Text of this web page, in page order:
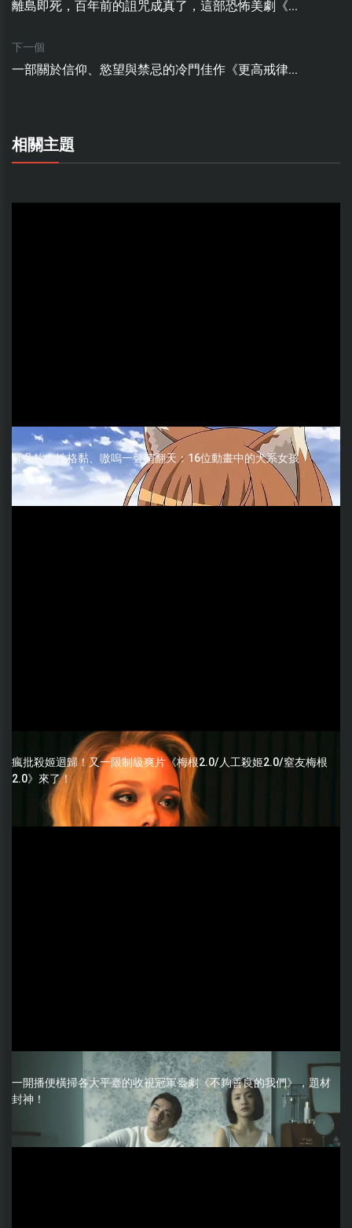
離島即死，百年前的詛咒成真了，這部恐怖美劇《...
下一個
一部關於信仰、慾望與禁忌的冷門佳作《更高戒律...
相關主題
耳朵軟、性格黏、嗷嗚一聲萌翻天：16位動畫中的犬系女孩
瘋批殺姬迴歸！又一限制級爽片《梅根2.0/人工殺姬2.0/窒友梅根
2.0》來了！
一開播便橫掃各大平臺的收視冠軍臺劇《不夠善良的我們》，題材
封神！